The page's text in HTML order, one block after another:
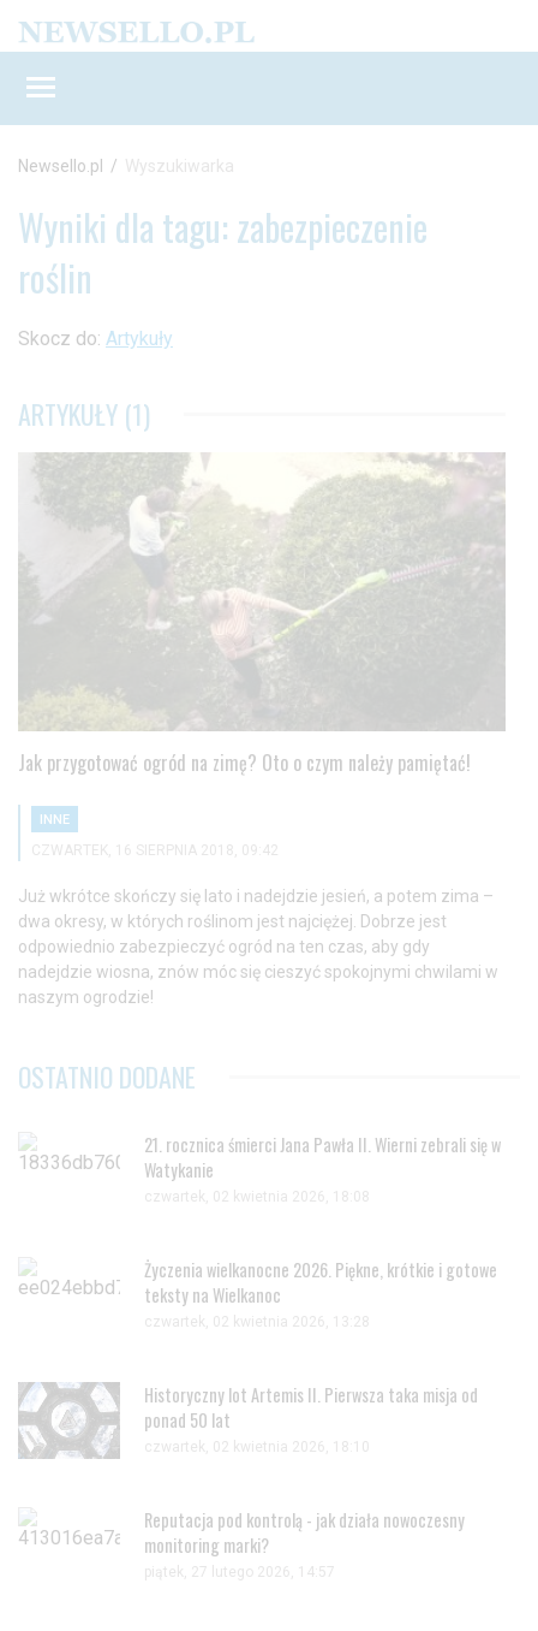
Newsello.pl / Wyszukiwarka
Wyniki dla tagu: zabezpieczenie
roślin
Skocz do: Artykuły
ARTYKUŁY (1)
Jak przygotować ogród na zimę? Oto o czym należy pamiętać!
INNE
CZWARTEK, 16 SIERPNIA 2018, 09:42
Już wkrótce skończy się lato i nadejdzie jesień, a potem zima –
dwa okresy, w których roślinom jest najciężej. Dobrze jest
odpowiednio zabezpieczyć ogród na ten czas, aby gdy
nadejdzie wiosna, znów móc się cieszyć spokojnymi chwilami w
naszym ogrodzie!
OSTATNIO DODANE
21. rocznica śmierci Jana Pawła II. Wierni zebrali się w
Watykanie
czwartek, 02 kwietnia 2026, 18:08
Życzenia wielkanocne 2026. Piękne, krótkie i gotowe
teksty na Wielkanoc
czwartek, 02 kwietnia 2026, 13:28
Historyczny lot Artemis II. Pierwsza taka misja od
ponad 50 lat
czwartek, 02 kwietnia 2026, 18:10
Reputacja pod kontrolą - jak działa nowoczesny
monitoring marki?
piątek, 27 lutego 2026, 14:57